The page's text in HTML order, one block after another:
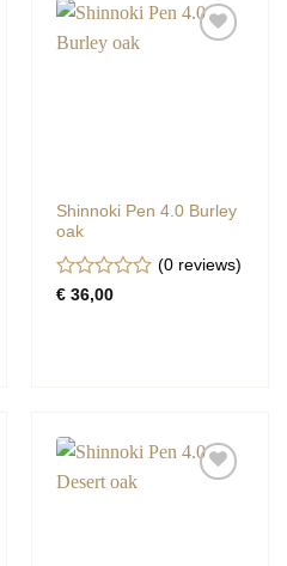
Shinnoki Pen 4.0 Burley
oak
Gewaardeerd
(0reviews)
€36,00